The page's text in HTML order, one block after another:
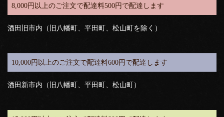
8,000円以上のご注文で配達料500円で配達します
酒田旧市内（旧八幡町、平田町、松山町を除く）
10,000円以上のご注文で配達料600円で配達します
酒田新市内（旧八幡町、平田町、松山町）